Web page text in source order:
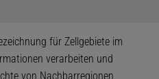
für Zellgebiete im
verarbeiten und
von Nachbarregionen